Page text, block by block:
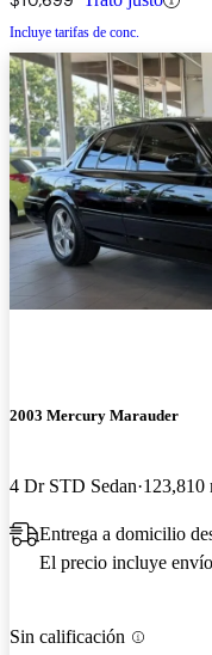
Incluye tarifas de conc.
2003 Mercury Marauder
4 Dr STD Sedan 123,810
Entrega a domicilio
El precio incluye
Sin calificación